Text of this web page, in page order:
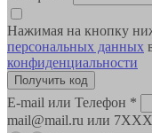
Нажимая на кнопку
персональных данных
конфиденциальности
E-mail или Телефон *
mail@mail.ru или